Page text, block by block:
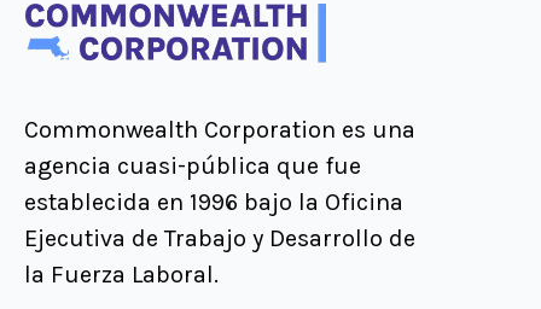
Commonwealth Corporation es una
agencia cuasi-pública que fue
establecida en 1996 bajo la Oficina
Ejecutiva de Trabajo y Desarrollo de
la Fuerza Laboral.